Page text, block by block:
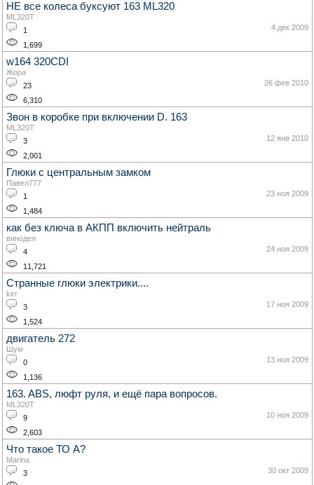
НЕ все колеса буксуют 163 ML320
ML320T
1
1,699
4 дек 2009
w164 320CDI
Жора
23
6,310
26 фев 2010
Звон в коробке при включении D. 163
ML320T
3
2,001
12 янв 2010
Глюки с центральным замком
Павел777
1
1,484
23 ноя 2009
как без ключа в АКПП включить нейтраль
винодел
4
11,721
24 ноя 2009
Странные глюки электрики....
kirr
3
1,524
17 ноя 2009
двигатель 272
Шум
0
1,136
13 ноя 2009
163. ABS, люфт руля, и ещё пара вопросов.
ML320T
9
2,603
10 ноя 2009
Что такое ТО А?
Marina
3
30 окт 2009